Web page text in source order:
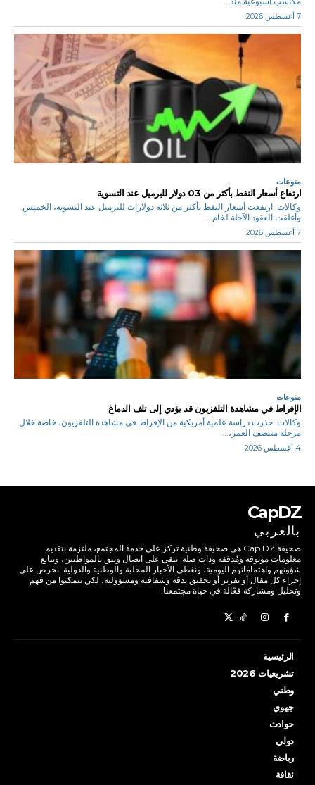
7 أغسطس 2026
منوعات
ارتفاع أسعار النفط بأكثر من 03 دولار للبرميل عند التسوية
وكالات ارتفعت أسعار النفط بأكثر من ثلاثة دولارات للبرميل عند ‌التسوية، الخميس.
وأغلقت العقود الآجلة لخام...
7 أغسطس 2026
منوعات
الإفراط في مشاهدة التلفزيون قد يؤدي إلى تلف الدماغ
وكالات حذرت دراسة علمية أمريكية من الإفراط في مشاهدة التلفزيون، خاصة خلال
مرحلة منتصف العمر،...
4 أغسطس 2026
CapDZ
بالعربي
صحيفة Cap DZ هي صحيفة وطنية تركز على خدمة المجتمع، ملتزمة بتقديم
معلومات موثوقة ومُدققة وذات صلة. نبقى على اتصال وثيق بالمواطنين، ونتابع
شؤونهم واهتماماتهم اليومية، ونغطي الأخبار المحلية والوطنية والدولية. نحرص على
إجراء كل مقال أو تقرير أو تحقيق بدقة وشفافية ومسؤولية، لكي تتمكنوا من فهم
وتحليل ومشاركة فعّالة في حياة مجتمعنا.
الرئيسية
تشريعيات 2026
وطني
جهوي
حوادث
دولي
رياضة
ثقافة